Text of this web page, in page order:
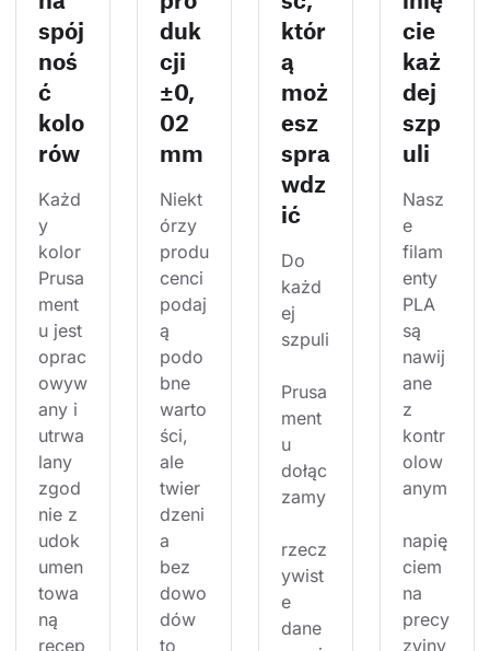
spój
noś
ć
kolo
rów
Każd
y
kolor
Prusa
ment
u jest
oprac
owyw
any i
utrwa
lany
zgod
nie z
udok
umen
towa
ną
recep
duk
cji
±0,
02
mm
Niekt
órzy
produ
cenci
podaj
ą
podo
bne
warto
ści,
ale
twier
dzeni
a
bez
dowo
dów
to
któr
ą
moż
esz
spra
wdz
ić
Do
każd
ej
szpuli
Prusa
ment
u
dołąc
zamy
rzecz
ywist
e
dane
cie
każ
dej
szp
uli
Nasz
e
filam
enty
PLA
są
nawij
ane
z
kontr
olow
anym
napię
ciem
na
precy
zyjny